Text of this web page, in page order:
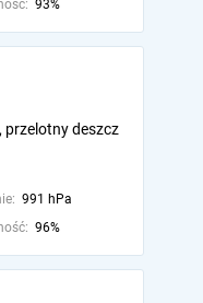
93%
przelotny deszcz
991 hPa
96%